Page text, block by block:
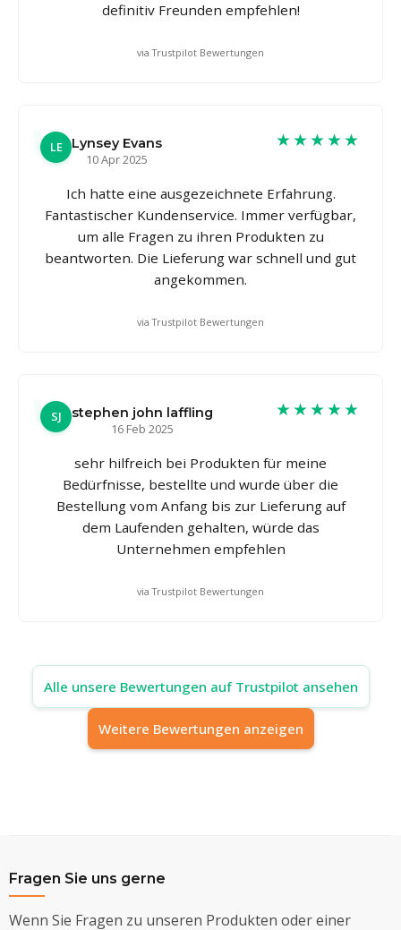
definitiv Freunden empfehlen!
via Trustpilot Bewertungen
LE
Lynsey Evans
10 Apr 2025
★★★★★
Ich hatte eine ausgezeichnete Erfahrung.
Fantastischer Kundenservice. Immer verfügbar,
um alle Fragen zu ihren Produkten zu
beantworten. Die Lieferung war schnell und gut
angekommen.
via Trustpilot Bewertungen
SJ
stephen john laffling
16 Feb 2025
★★★★★
sehr hilfreich bei Produkten für meine
Bedürfnisse, bestellte und wurde über die
Bestellung vom Anfang bis zur Lieferung auf
dem Laufenden gehalten, würde das
Unternehmen empfehlen
via Trustpilot Bewertungen
Alle unsere Bewertungen auf Trustpilot ansehen
Weitere Bewertungen anzeigen
Fragen Sie uns gerne
Wenn Sie Fragen zu unseren Produkten oder einer